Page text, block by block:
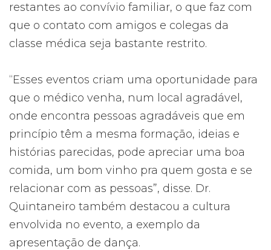
restantes ao convívio familiar, o que faz com
que o contato com amigos e colegas da
classe médica seja bastante restrito.
“Esses eventos criam uma oportunidade para
que o médico venha, num local agradável,
onde encontra pessoas agradáveis que em
princípio têm a mesma formação, ideias e
histórias parecidas, pode apreciar uma boa
comida, um bom vinho pra quem gosta e se
relacionar com as pessoas”, disse. Dr.
Quintaneiro também destacou a cultura
envolvida no evento, a exemplo da
apresentação de dança.